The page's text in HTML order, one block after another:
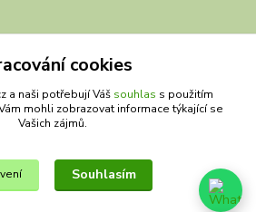
cookies
a naši potřebují Váš souhlas s použitím
mohli zobrazovat informace týkající se
Vašich zájmů.
Souhlasím